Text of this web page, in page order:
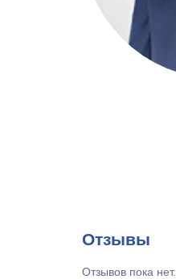
Отзывы
Отзывов пока нет.